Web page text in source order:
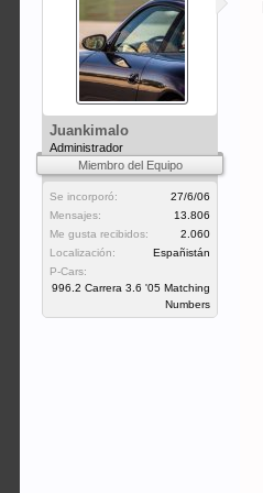
Juankimalo
Administrador
Miembro del Equipo
Se incorporó:
27/6/06
Mensajes:
13.806
Me gusta recibidos:
2.060
Localización:
Españistán
P-Cars:
996.2 Carrera 3.6 '05 Matching
Numbers